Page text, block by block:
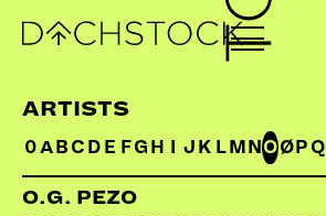
ARTISTS
0A B C D E FG H J K L M N OØ P Q
O.G. PEZO